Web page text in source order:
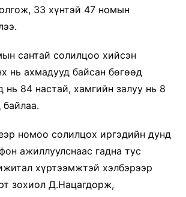
33 хүнтэй 47 номын
сантай солилцоо хийсэн
нь ахмадууд байсан бөгөөд
нь 84 настай, хамгийн залуу нь 8
байлаа.
номоо солилцох иргэдийн дунд
ажиллуулснаас гадна тус
хүртээмжтэй хэлбэрээр
зохиол Д.Нацагдорж,